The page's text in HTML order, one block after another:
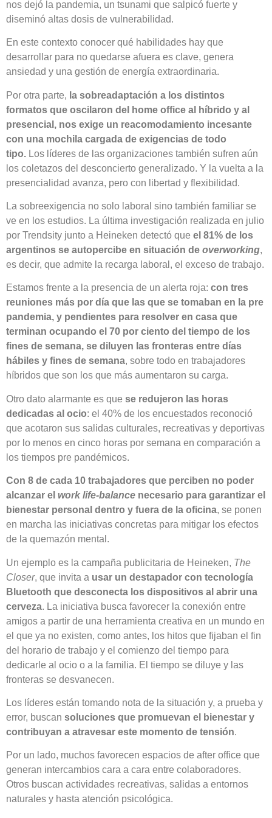
nos dejó la pandemia, un tsunami que salpicó fuerte y
diseminó altas dosis de vulnerabilidad.
En este contexto conocer qué habilidades hay que
desarrollar para no quedarse afuera es clave, genera
ansiedad y una gestión de energía extraordinaria.
Por otra parte, la sobreadaptación a los distintos
formatos que oscilaron del home office al híbrido y al
presencial, nos exige un reacomodamiento incesante
con una mochila cargada de exigencias de todo
tipo. Los líderes de las organizaciones también sufren aún
los coletazos del desconcierto generalizado. Y la vuelta a la
presencialidad avanza, pero con libertad y flexibilidad.
La sobreexigencia no solo laboral sino también familiar se
ve en los estudios. La última investigación realizada en julio
por Trendsity junto a Heineken detectó que el 81% de los
argentinos se autopercibe en situación de overworking,
es decir, que admite la recarga laboral, el exceso de trabajo.
Estamos frente a la presencia de un alerta roja: con tres
reuniones más por día que las que se tomaban en la pre
pandemia, y pendientes para resolver en casa que
terminan ocupando el 70 por ciento del tiempo de los
fines de semana, se diluyen las fronteras entre días
hábiles y fines de semana, sobre todo en trabajadores
híbridos que son los que más aumentaron su carga.
Otro dato alarmante es que se redujeron las horas
dedicadas al ocio: el 40% de los encuestados reconoció
que acotaron sus salidas culturales, recreativas y deportivas
por lo menos en cinco horas por semana en comparación a
los tiempos pre pandémicos.
Con 8 de cada 10 trabajadores que perciben no poder
alcanzar el work life-balance necesario para garantizar el
bienestar personal dentro y fuera de la oficina, se ponen
en marcha las iniciativas concretas para mitigar los efectos
de la quemazón mental.
Un ejemplo es la campaña publicitaria de Heineken, The
Closer, que invita a usar un destapador con tecnología
Bluetooth que desconecta los dispositivos al abrir una
cerveza. La iniciativa busca favorecer la conexión entre
amigos a partir de una herramienta creativa en un mundo en
el que ya no existen, como antes, los hitos que fijaban el fin
del horario de trabajo y el comienzo del tiempo para
dedicarle al ocio o a la familia. El tiempo se diluye y las
fronteras se desvanecen.
Los líderes están tomando nota de la situación y, a prueba y
error, buscan soluciones que promuevan el bienestar y
contribuyan a atravesar este momento de tensión.
Por un lado, muchos favorecen espacios de after office que
generan intercambios cara a cara entre colaboradores.
Otros buscan actividades recreativas, salidas a entornos
naturales y hasta atención psicológica.